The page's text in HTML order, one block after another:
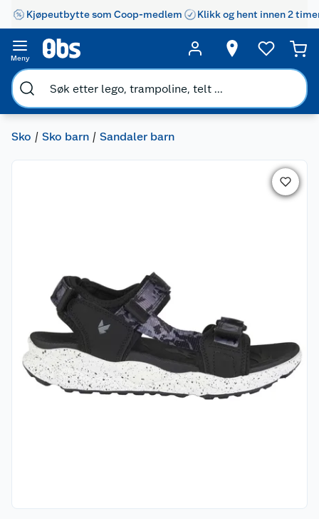
Kjøpeutbytte som Coop-medlem Klikk og hent innen 2
Meny
Sko Sko barn Sandaler barn